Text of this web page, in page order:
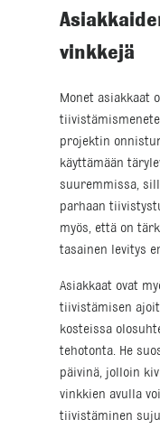
vinkkejä
Monet asiakkaat
projektin
käyttämään
suuremmissa,
parhaan
myös, että on
tasainen levitys
Asiakkaat ovat
tiivistämisen
kosteissa
tehotonta. He
päivinä, jolloin
vinkkien avulla
tiivistäminen